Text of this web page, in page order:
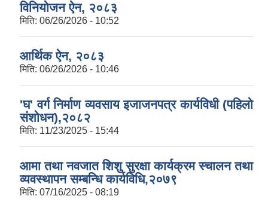
विनियोजन ऐन, २०८३
मिति: 06/26/2026 - 10:52
आर्थिक ऐन, २०८३
मिति: 06/26/2026 - 10:46
'घ' वर्ग निर्माण व्यवसाय इजाजनपत्र कार्यविधी (पहिलो
संशोधन),२०८२
मिति: 11/23/2025 - 15:44
आमा तथा नवजात शिशु सुरक्षा कार्यक्रम स्चालन तथा
व्यवस्थापन सम्बन्धि कार्यविधि,२०७९
मिति: 07/16/2025 - 08:19